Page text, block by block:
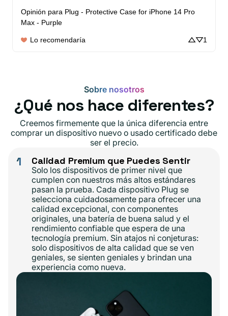
Opinión para Plug - Protective Case for iPhone 14 Pro
Max - Purple
Lo recomendaría 1
Sobre nosotros
¿Qué nos hace diferentes?
Creemos firmemente que la única diferencia entre
comprar un dispositivo nuevo o usado certificado debe
ser el precio.
1 Calidad Premium que Puedes Sentir
Solo los dispositivos de primer nivel que
cumplen con nuestros más altos estándares
pasan la prueba. Cada dispositivo Plug se
selecciona cuidadosamente para ofrecer una
calidad excepcional, con componentes
originales, una batería de buena salud y el
rendimiento confiable que espera de una
tecnología premium. Sin atajos ni conjeturas:
solo dispositivos de alta calidad que se ven
geniales, se sienten geniales y brindan una
experiencia como nueva.